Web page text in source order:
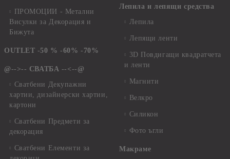
ПРОМОЦИИ - Метални
Висулки за Декорация и
Бижута
OUTLET -50 % -60% -70%
@-->-- СВАТБА --<--@
Сватбени Декупажни
хартии, дизайнерски хартии,
картони
Сватбени Предмети за
декорация
Сватбени Елементи за
Лепила и лепящи средства
Лепила
Лепящи ленти
3D Повдигащи квадратчета
и ленти
Магнити
Велкро
Силикон
Фото ъгли
Макраме